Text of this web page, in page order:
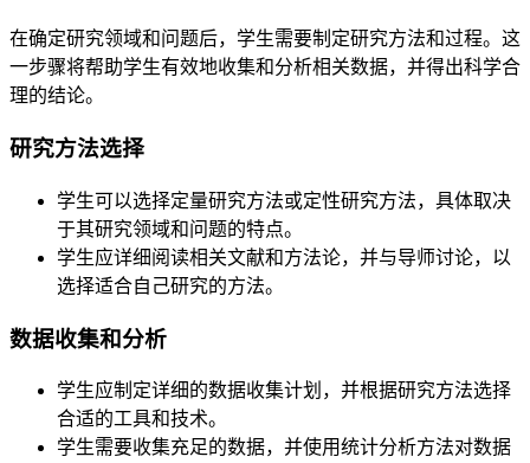
在确定研究领域和问题后，学生需要制定研究方法和过程。这
一步骤将帮助学生有效地收集和分析相关数据，并得出科学合
理的结论。
研究方法选择
学生可以选择定量研究方法或定性研究方法，具体取决
于其研究领域和问题的特点。
学生应详细阅读相关文献和方法论，并与导师讨论，以
选择适合自己研究的方法。
数据收集和分析
学生应制定详细的数据收集计划，并根据研究方法选择
合适的工具和技术。
学生需要收集充足的数据，并使用统计分析方法对数据